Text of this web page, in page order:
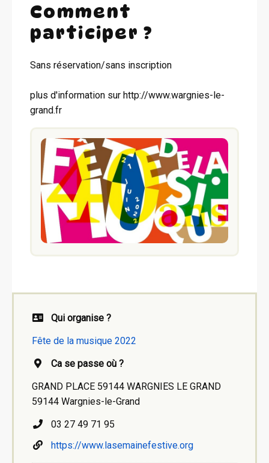
Comment
participer ?
Sans réservation/sans inscription
plus d'information sur http://www.wargnies-le-
grand.fr
Qui organise ?
Fête de la musique 2022
Ca se passe où ?
GRAND PLACE 59144 WARGNIES LE GRAND
59144 Wargnies-le-Grand
03 27 49 71 95
https://www.lasemainefestive.org